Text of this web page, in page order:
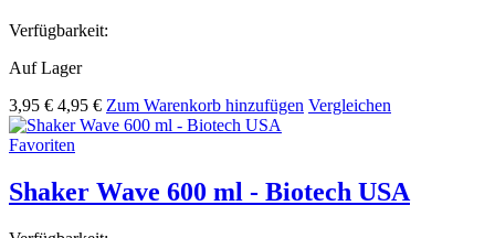
Verfügbarkeit:
Auf Lager
3,95 € 4,95 € Zum Warenkorb hinzufügen Vergleichen
Favoriten
Shaker Wave 600 ml - Biotech USA